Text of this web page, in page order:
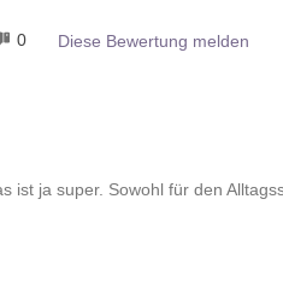
0 Diese Bewertung melden
ist ja super. Sowohl für den